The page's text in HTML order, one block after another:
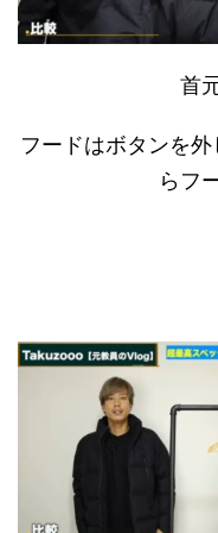
首
フードはボタンを
らフ